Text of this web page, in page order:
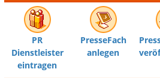
PR
Dienstleister
eintragen
PresseFach
anlegen